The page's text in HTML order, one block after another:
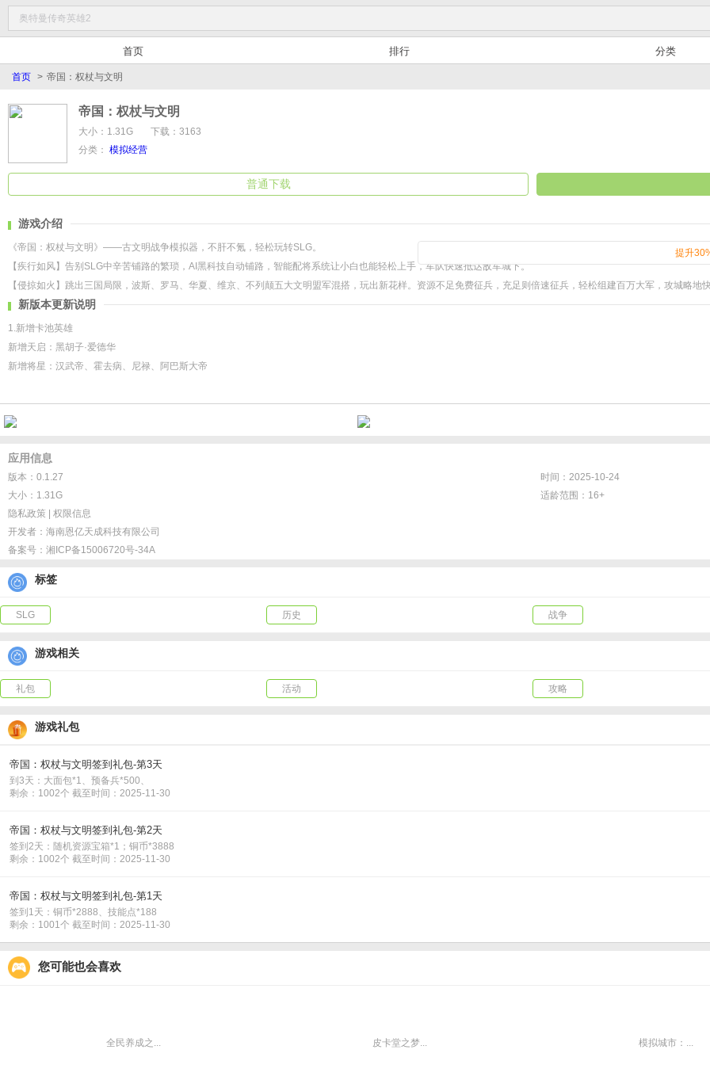
首页 排行 分类
首页 > 帝国：权杖与文明
帝国：权杖与文明
大小：1.31G
下载：3163
分类： 模拟经营
普通下载
提升
游戏介绍
《帝国：权杖与文明》——古文明战争模拟器，不肝不氪，轻松玩转SLG。
【疾行如风】告别SLG中辛苦铺路的繁琐，AI黑科技自动铺路，智能配将系统让小白也能轻松上手，军队快速抵达敌军城下。
【侵掠如火】跳出三国局限，波斯、罗马、华夏、维京、不列颠五大文明盟军混搭，玩出新花样。资源不足免费征兵，充足则倍速征兵，轻松组建百万大军，攻城略地快
【固守如山】围绕五大古文明遗迹攻防，占领即享资源翻倍。罗马斗兽场种小麦，波斯宫殿藏万金，躺着也能提升战力。
【舰阵如潮】突破纯陆地战局限，地中海、亚欧大陆海陆大战场，步兵突击、海上火力、陆空协同，多元战术策略任你调动，享受刺激战场。
【神将如林】开局即送200抽，阵容搭配无限制，秦始皇、埃及艳后、凯撒、白起等历史名将携手作战，脑洞大开。小卡包心愿自选，保底50抽得本命，非酋也能变欧皇
【豪礼如洪】玩游戏无需钱包受苦，兄弟助力砍价，648直降90%，1折畅享，更有5折保底、每周折扣惊喜不断。开局即送貂蝉、关羽，秦始皇都喊你组队。重返古战
新版本更新说明
1.新增卡池英雄
新增天启：黑胡子·爱德华
新增将星：汉武帝、霍去病、尼禄、阿巴斯大帝
2.新增卡池技能
详细技能描述可在游戏内查看
3.新增历史时刻兑换技能
枪芒破势：白起、凯撒大帝、关羽可兑换
避其锋芒：拿破仑、黑太子爱德华、阿尔弗雷德可兑换
御锋阵：君士坦丁大帝、任意英杰英雄*2可兑换
神圣驱散：任意英杰英雄*2可兑换
详细技能描述可在游戏内查看
S3赛季全新「星盘系统」养成模式，每位英雄都可解锁独立星盘，每位英雄都有自己的技能库，玩家可在技能库中自由选择搭配。玩家可根据策略需求随时切换，自由
5.全新地图内容
S3赛季全新地图--海域中矗立着四个中央区的圣地，圣地为中央区的地区首府。在赛季结算时，占领圣地的国家会受到神明的赐福。圣地争夺为S3赛季的特殊玩法，
的征服名额。
应用信息
版本：0.1.27
时间：2025-10-24
大小：1.31G
适龄范围：16+
隐私政策
权限信息
开发者： 海南恩亿天成科技有限公司
备案号： 湘ICP备15006720号-34A
标签
SLG 历史 战争
游戏相关
礼包 活动 攻略
游戏礼包
帝国：权杖与文明签到礼包-第3天
到3天：大面包*1、预备兵*500、
剩余：1002个 截至时间：2025-11-30
帝国：权杖与文明签到礼包-第2天
签到2天：随机资源宝箱*1；铜币*3888
剩余：1002个 截至时间：2025-11-30
帝国：权杖与文明签到礼包-第1天
签到1天：铜币*2888、技能点*188
剩余：1001个 截至时间：2025-11-30
您可能也会喜欢
全民养成之... 皮卡堂之梦... 模拟城市：...